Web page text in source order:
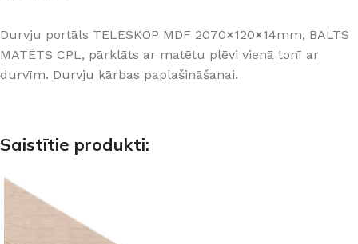
Durvju portāls TELESKOP MDF 2070×120×14mm, BALTS
MATĒTS CPL, pārklāts ar matētu plēvi vienā tonī ar
durvīm. Durvju kārbas paplašināšanai.
Saistītie produkti: